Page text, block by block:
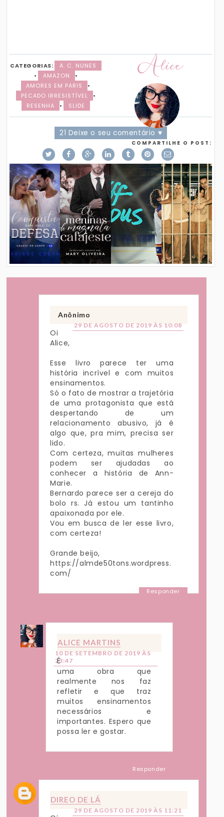
Alice
CATEGORIAS:
A. C. NUNES
•
AMAZON
•
AMORES EM PARIS
•
PECADO IRRESISTÍVEL
•
RESENHA
• SLIDE
21 Deixe o seu comentário ♥
COMPARTILHE O POST:
Anônimo
29 DE AGOSTO DE 2019 ÀS 10:08
Oi
Alice,
Esse livro parece ter uma
história incrível e com muitos
ensinamentos.
Só o fato de mostrar a trajetória
de uma protagonista que está
despertando de um
relacionamento abusivo, já é
algo que, pra mim, precisa ser
lido.
Com certeza, muitas mulheres
podem ser ajudadas ao
conhecer a história de Ann-
Marie.
Bernardo parece ser a cereja do
bolo rs. Já estou um tantinho
apaixonada por ele.
Vou em busca de ler esse livro,
com certeza!
Grande beijo,
https://almde50tons.wordpress.
com/
Responder
ALICE MARTINS
10 DE SETEMBRO DE 2019 ÀS
23:47
É
uma obra que
realmente nos faz
refletir e que traz
muitos ensinamentos
necessários e
importantes. Espero que
possa ler e gostar.
Responder
DIREO DE LÁ
29 DE AGOSTO DE 2019 ÀS 11:21